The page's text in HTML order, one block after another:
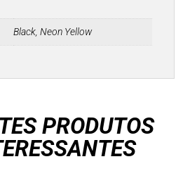
Black, Neon Yellow
PRODUTOS